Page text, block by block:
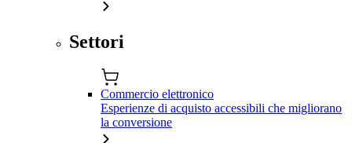
Settori
Commercio elettronico
Esperienze di acquisto accessibili che migliorano
la conversione